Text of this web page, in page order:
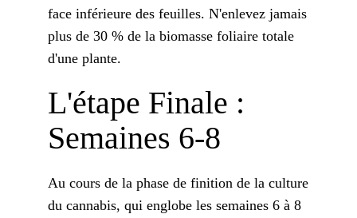
face inférieure des feuilles. N'enlevez jamais
plus de 30 % de la biomasse foliaire totale
d'une plante.
L'étape Finale :
Semaines 6-8
Au cours de la phase de finition de la culture
du cannabis, qui englobe les semaines 6 à 8